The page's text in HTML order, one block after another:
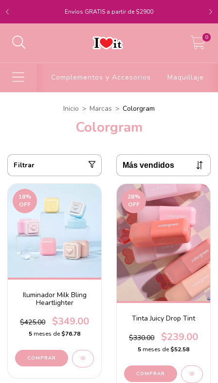
Envíos GRATIS a partir de $2900
0
Complementos y Accesorios Maquillaje
Inicio > Marcas > Colorgram
Colorgram
Filtrar
18%
OFF
Iluminador Milk Bling
Heartlighter
$425.00 $349.00
5 meses de$76.78
COMPRAR
28%
OFF
Tinta Juicy Drop Tint
$330.00 $239.00
5 meses de$52.58
COMPRAR